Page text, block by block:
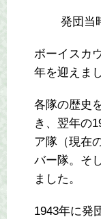
発団当
ボーイスカ
年を迎えま
各隊の歴史
き、翌年の
ア隊（現在
バー隊。そ
ました。
1943年に発